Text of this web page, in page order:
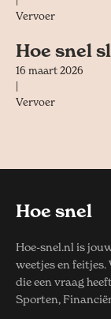
Vervoer
Hoe snel
16 maart 2026
Vervoer
Hoe snel
Hoe-snel.nl is
weetjes en
die een vraag
Sporten,